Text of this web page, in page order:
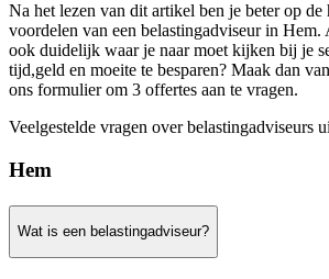
Na het lezen van dit artikel ben je beter op de
voordelen van een belastingadviseur in Hem.
ook duidelijk waar je naar moet kijken bij je
tijd,geld en moeite te besparen? Maak dan
ons formulier om 3 offertes aan te vragen.
Veelgestelde vragen over belastingadviseurs
Hem
Wat is een belastingadviseur?